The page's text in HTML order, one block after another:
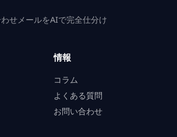
せメールをAIで完全仕分け
情報
コラム
よくある質問
お問い合わせ